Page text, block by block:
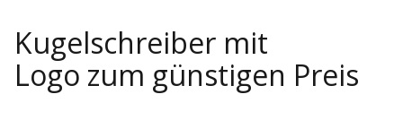
Kugelschreiber mit
Logo zum günstigen Preis